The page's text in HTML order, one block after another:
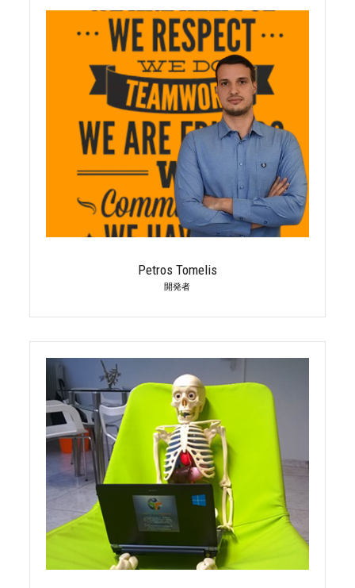
Petros Tomelis
開発者